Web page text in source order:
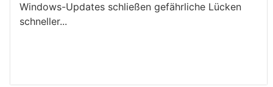
Windows-Updates schließen gefährliche Lücken
schneller...